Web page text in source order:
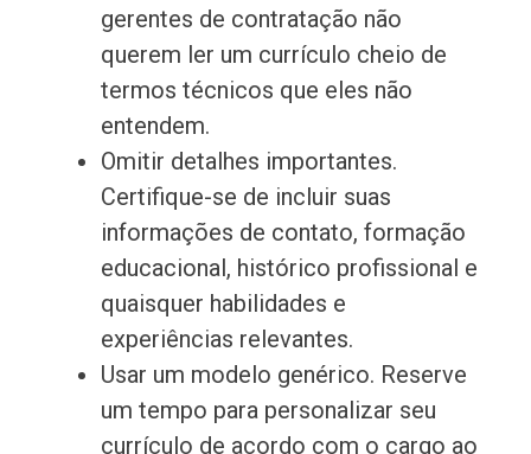
gerentes de contratação não
querem ler um currículo cheio de
termos técnicos que eles não
entendem.
Omitir detalhes importantes.
Certifique-se de incluir suas
informações de contato, formação
educacional, histórico profissional e
quaisquer habilidades e
experiências relevantes.
Usar um modelo genérico. Reserve
um tempo para personalizar seu
currículo de acordo com o cargo ao